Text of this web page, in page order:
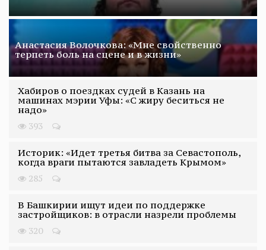
Анастасия Волочкова: «Мне свойственно
терпеть боль на сцене и в жизни»
Хабиров о поездках судей в Казань на
машинах мэрии Уфы: «С жиру беситься не
надо»
393
Историк: «Идет третья битва за Севастополь,
когда враги пытаются завладеть Крымом»
285
В Башкирии ищут идеи по поддержке
застройщиков: в отрасли назрели проблемы
320